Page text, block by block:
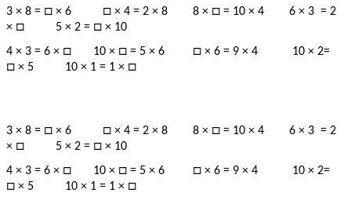
3 × 8 = □ × 6 □ × 4 = 2 × 8 8 × □ = 10 × 4 6 × 3 = 2
× □ 5 × 2 = □ × 10
4 × 3 = 6 × □ 10 × □ = 5 × 6 □ × 6 = 9 × 4 10 × 2=
□ × 5 10 × 1 = 1 × □
3 × 8 = □ × 6 □ × 4 = 2 × 8 8 × □ = 10 × 4 6 × 3 = 2
× □ 5 × 2 = □ × 10
4 × 3 = 6 × □ 10 × □ = 5 × 6 □ × 6 = 9 × 4 10 × 2=
□ × 5 10 × 1 = 1 × □